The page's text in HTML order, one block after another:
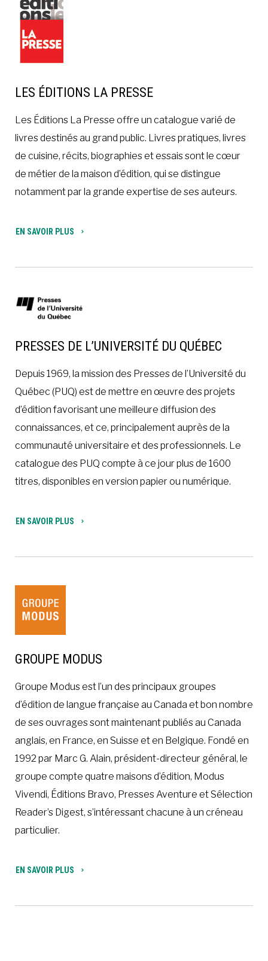
LES ÉDITIONS LA PRESSE
Les Éditions La Presse offre un catalogue varié de
livres destinés au grand public. Livres pratiques, livres
de cuisine, récits, biographies et essais sont le cœur
de métier de la maison d’édition, qui se distingue
notamment par la grande expertise de ses auteurs.
EN SAVOIR PLUS
PRESSES DE L’UNIVERSITÉ DU QUÉBEC
Depuis 1969, la mission des Presses de l’Université du
Québec (PUQ) est de mettre en œuvre des projets
d’édition favorisant une meilleure diffusion des
connaissances, et ce, principalement auprès de la
communauté universitaire et des professionnels. Le
catalogue des PUQ compte à ce jour plus de 1600
titres, disponibles en version papier ou numérique.
EN SAVOIR PLUS
GROUPE MODUS
Groupe Modus est l’un des principaux groupes
d’édition de langue française au Canada et bon nombre
de ses ouvrages sont maintenant publiés au Canada
anglais, en France, en Suisse et en Belgique. Fondé en
1992 par Marc G. Alain, président-directeur général, le
groupe compte quatre maisons d’édition, Modus
Vivendi, Éditions Bravo, Presses Aventure et Sélection
Reader’s Digest, s’intéressant chacune à un créneau
particulier.
EN SAVOIR PLUS